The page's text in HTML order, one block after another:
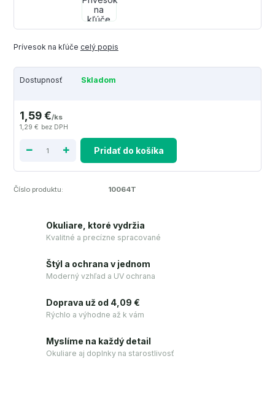
Prívesok na kľúče celý popis
Dostupnosť Skladom
1,59 €/ks
1,29 € bez DPH
Pridať do košíka
Číslo produktu: 10064T
Okuliare, ktoré vydržia
Kvalitné a precízne spracované
Štýl a ochrana v jednom
Moderný vzhľad a UV ochrana
Doprava už od 4,09 €
Rýchlo a výhodne až k vám
Myslíme na každý detail
Okuliare aj doplnky na starostlivosť